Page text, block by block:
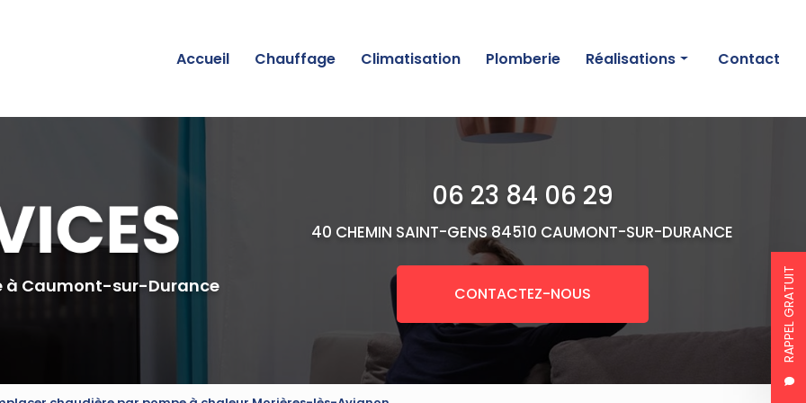
RAPPEL GRATUIT
Accueil Chauffage Climatisation Plomberie Réalisations
Plomberie
Contact
à Caumont-sur-Durance
06 23 84 06 29
40 CHEMIN SAINT-GENS84510 CAUMONT-SUR-DURANCE
CONTACTEZ-NOUS